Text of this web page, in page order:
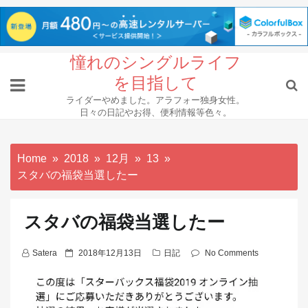
content
憧れのシングルライフ
を目指して
ライダーやめました。アラフォー独身女性。
日々の日記やお得、便利情報等色々。
Home 2018 12月
13
スタバの福袋当選したー
スタバの福袋当選したー
Satera
P
s
t
2018年12月13日 日記 No Comments